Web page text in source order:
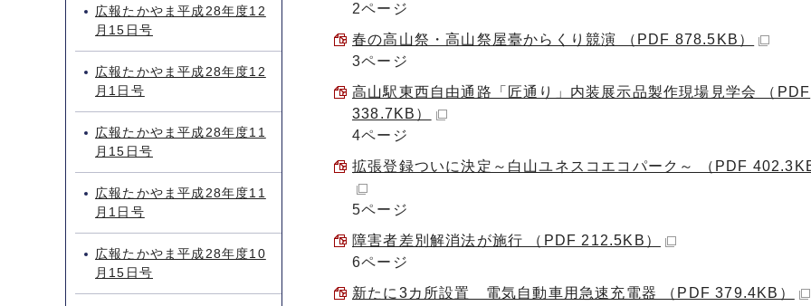
2ページ
春の高山祭・高山祭屋臺からくり競演 （PDF 878.5KB）
3ページ
高山駅東西自由通路「匠通り」内装展示品製作現場見学会 （PDF
338.7KB）
4ページ
拡張登録ついに決定～白山ユネスコエコパーク～ （PDF
5ページ
障害者差別解消法が施行 （PDF 212.5KB）
6ページ
新たに3カ所設置 電気自動車用急速充電器 （PDF 379.4KB）
広報たかやま平成28年度12
月15日号
広報たかやま平成28年度12
月1日号
広報たかやま平成28年度11
月15日号
広報たかやま平成28年度11
月1日号
広報たかやま平成28年度10
月15日号